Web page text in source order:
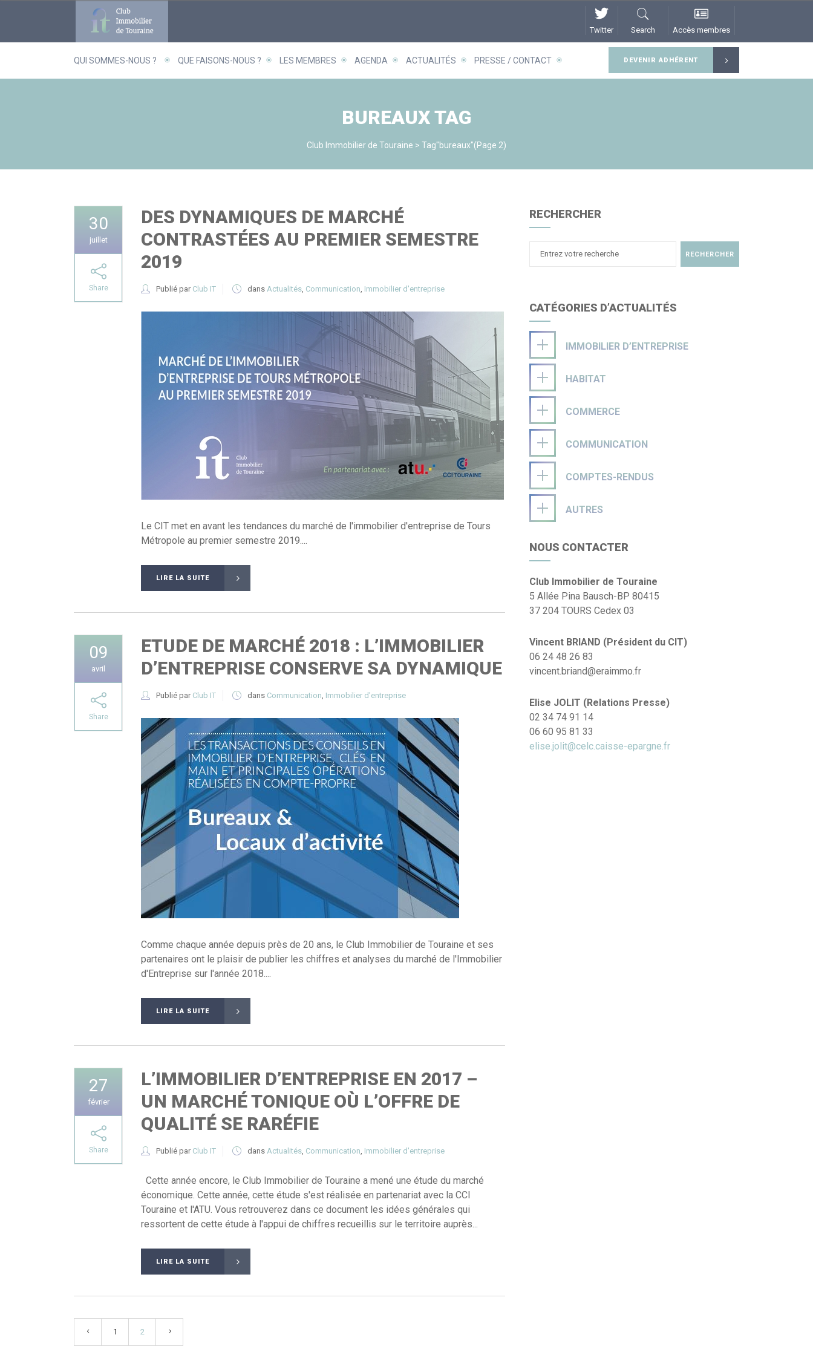
Twitter Search Accès membres
QUI SOMMES-NOUS ? QUE FAISONS-NOUS ? LES MEMBRES AGENDA ACTUALITÉS PRESSE / CONTACT DEVENIR ADHÉRENT
BUREAUX TAG
Club Immobilier de Touraine > Tag"bureaux"(Page 2)
30
juillet
Share
DES DYNAMIQUES DE MARCHÉ
CONTRASTÉES AU PREMIER SEMESTRE
2019
Publié par Club IT dans Actualités, Communication, Immobilier d'entreprise
Le CIT met en avant les tendances du marché de l'immobilier d'entreprise de Tours
Métropole au premier semestre 2019....
LIRE LA SUITE
09
avril
Share
ETUDE DE MARCHÉ 2018 : L’IMMOBILIER
D’ENTREPRISE CONSERVE SA DYNAMIQUE
Publié par Club IT dans Communication, Immobilier d'entreprise
Comme chaque année depuis près de 20 ans, le Club Immobilier de Touraine et ses
partenaires ont le plaisir de publier les chiffres et analyses du marché de l'Immobilier
d'Entreprise sur l'année 2018....
LIRE LA SUITE
27
février
Share
L’IMMOBILIER D’ENTREPRISE EN 2017 –
UN MARCHÉ TONIQUE OÙ L’OFFRE DE
QUALITÉ SE RARÉFIE
Publié par Club IT dans Actualités, Communication, Immobilier d'entreprise
Cette année encore, le Club Immobilier de Touraine a mené une étude du marché
économique. Cette année, cette étude s'est réalisée en partenariat avec la CCI
Touraine et l'ATU. Vous retrouverez dans ce document les idées générales qui
ressortent de cette étude à l'appui de chiffres recueillis sur le territoire auprès...
LIRE LA SUITE
1 2
RECHERCHER
CATÉGORIES D’ACTUALITÉS
IMMOBILIER D’ENTREPRISE
HABITAT
COMMERCE
COMMUNICATION
COMPTES-RENDUS
AUTRES
NOUS CONTACTER
Club Immobilier de Touraine
5 Allée Pina Bausch-BP 80415
37 204 TOURS Cedex 03
Vincent BRIAND (Président du CIT)
06 24 48 26 83
vincent.briand@eraimmo.fr
Elise JOLIT (Relations Presse)
02 34 74 91 14
06 60 95 81 33
elise.jolit@celc.caisse-epargne.fr